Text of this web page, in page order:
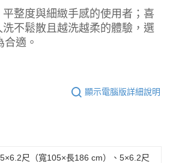
整度與細緻手感的使用者；喜
不鬆散且越洗越柔的體驗，選
適。
顯示電腦版詳細說明
尺（寬105×長186 cm）、5×6.2尺